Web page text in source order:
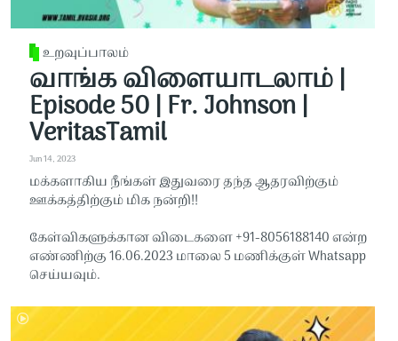
உறவுப்பாலம்
வாங்க விளையாடலாம் |
Episode 50 | Fr. Johnson |
VeritasTamil
Jun 14, 2023
மக்களாகிய நீங்கள் இதுவரை தந்த ஆதரவிற்கும்
ஊக்கத்திற்கும் மிக நன்றி!!
கேள்விகளுக்கான விடைகளை +91-8056188140 என்ற
எண்ணிற்கு 16.06.2023 மாலை 5 மணிக்குள் Whatsapp
செய்யவும்.